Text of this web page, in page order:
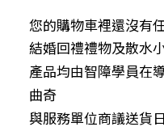
您的購物車裡還沒有
結婚回禮禮物及散水
產品均由智障學員在
曲奇
與服務單位商議送貨